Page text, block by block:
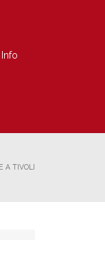
Info
A TIVOLI